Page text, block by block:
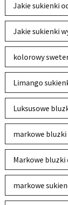
Jakie sukienki
Jakie sukienki
kolorowy
Limango
Luksusowe
markowe bluzki
Markowe bluzki
markowe